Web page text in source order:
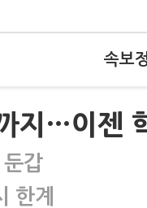
속보
지…이젠
갑
한계